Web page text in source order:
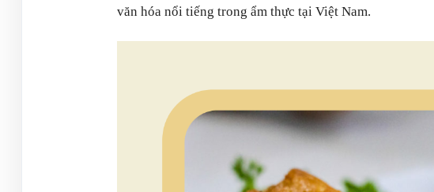
văn hóa nổi tiếng trong ẩm thực tại Việt Nam.